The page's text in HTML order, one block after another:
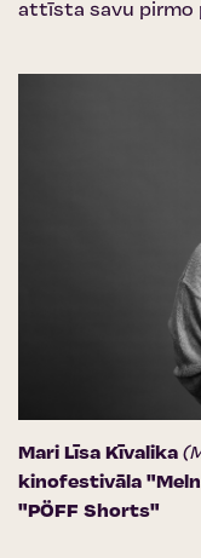
attīsta savu pirmo
Mari Līsa Kīvalika
kinofestivāla
"PÖFF Shorts"